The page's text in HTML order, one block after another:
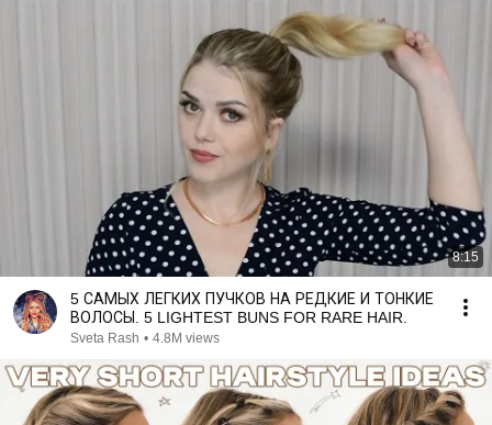
8:15
5 САМЫХ ЛЕГКИХ ПУЧКОВ НА РЕДКИЕ И ТОНКИЕ
ВОЛОСЫ. 5 LIGHTEST BUNS FOR RARE HAIR.
Sveta Rash • 4.8M views